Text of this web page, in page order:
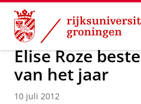
Skip
Content
Skip
Navigation
Over ons Actueel Nieuws
Elise Roze
van het jaar
10 juli 2012